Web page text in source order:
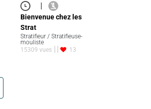
|
Bienvenue chez les
Strat
Stratifieur / Stratifieuse-
mouliste
15309 vues
13